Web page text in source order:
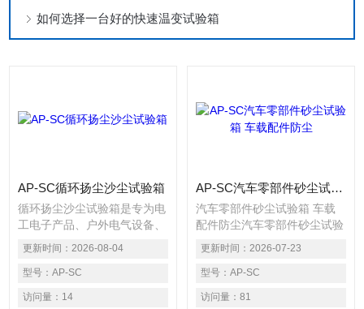
如何选择一台好的快速温变试验箱
AP-SC循环扬尘沙尘试验箱
循环扬尘沙尘试验箱是专为电
工电子产品、户外电气设备、
通讯器材、车载电子元器件研
发的防尘可靠性测试设备，核
心用于模拟风沙、扬尘、粉尘
堆积等恶劣工况，精准检测产
品外壳密封性能，完成IP5X、
更新时间： 2026-08-04
型号： AP-SC
访问量： 14
AP-SC汽车零部件砂尘试验箱 车载配件防尘
汽车零部件砂尘试验箱 车载
配件防尘汽车零部件砂尘试验
箱是专为车载配件研发设计的
专业防尘可靠性测试设备，主
要模拟车辆在山路、工地、荒
漠、扬尘路段行驶时遇到的风
沙、浮尘、粉尘侵入环境，精
更新时间： 2026-07-23
型号： AP-SC
访问量： 81